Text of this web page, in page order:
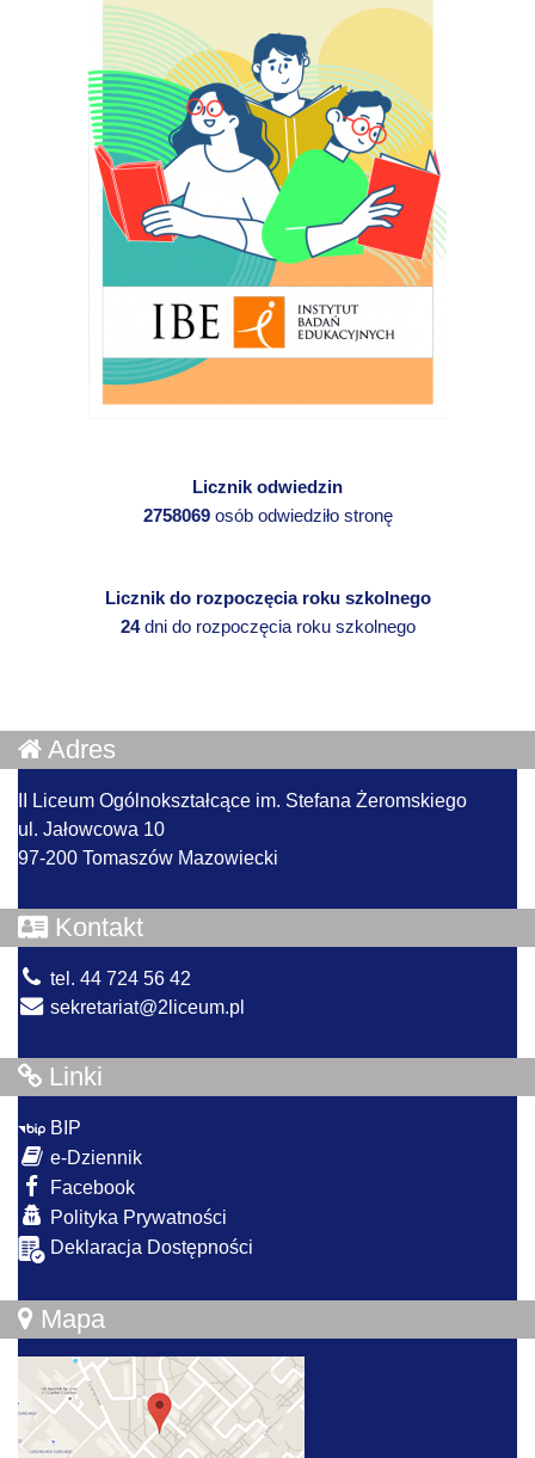
Licznik odwiedzin
2758069osób odwiedziło stronę
Licznik do rozpoczęcia roku szkolnego
24dni do rozpoczęcia roku szkolnego
Adres
II Liceum Ogólnokształcące im. Stefana Żeromskiego
ul. Jałowcowa 10
97-200 Tomaszów Mazowiecki
Kontakt
tel. 44 724 56 42
sekretariat@2liceum.pl
Linki
BIP
e-Dziennik
Facebook
Polityka Prywatności
Deklaracja Dostępności
Mapa